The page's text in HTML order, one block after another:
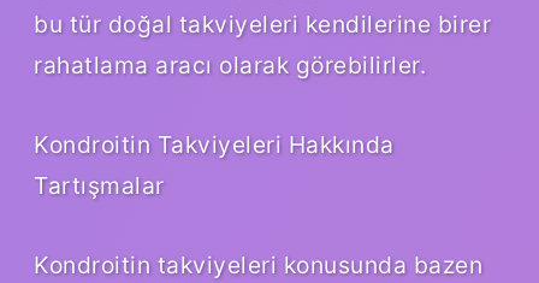
bu tür doğal takviyeleri kendilerine birer
rahatlama aracı olarak görebilirler.
Kondroitin Takviyeleri Hakkında
Tartışmalar
Kondroitin takviyeleri konusunda bazen